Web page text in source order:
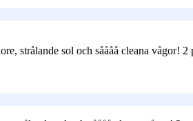
strålande sol och såååå cleana vågor!